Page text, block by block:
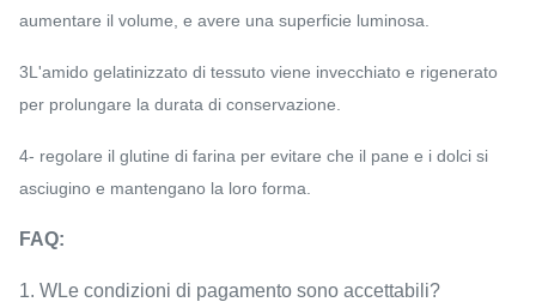
aumentare il volume, e avere una superficie luminosa.
3L'amido gelatinizzato di tessuto viene invecchiato e rigenerato
per prolungare la durata di conservazione.
4- regolare il glutine di farina per evitare che il pane e i dolci si
asciugino e mantengano la loro forma.
FAQ:
1. WLe condizioni di pagamento sono accettabili?